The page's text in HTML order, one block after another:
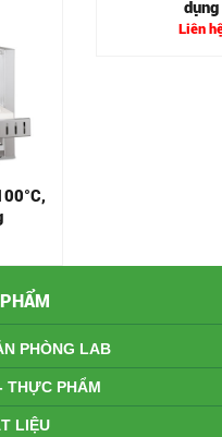
PHÒNG LAB
THỰC PHẨM
LIỆU